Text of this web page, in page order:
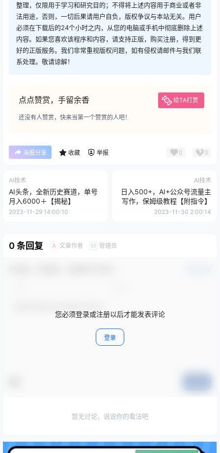
整理，仅限用于学习和研究目的；不得将上述内容用于商业或者非
法用途，否则，一切后果请用户自负，版权争议与本站无关。用户
必须在下载后的24个小时之内，从您的电脑或手机中彻底删除上述
内容。如果您喜欢该程序和内容，请支持正版，购买注册，得到更
好的正版服务。我们非常重视版权问题，如有侵权请邮件与我们联
系处理。敬请谅解！
点点赞赏，手留余香 给TA打赏
还没有人赞赏，快来当第一个赞赏的人吧！
海报分享 收藏 举报 0 0
AI技术
AI头条，全新历史赛道，单号
月入6000＋【揭秘】
2023-11-29 14:00:10
AI技术
日入500+，AI+公众号流量主
写作，保姆级教程【附指令】
2023-11-30 2:00:14
0 条回复 A 文章作者 M 管理员
您必须登录或注册以后才能发表评论
登录
暂无讨论，说说你的看法吧